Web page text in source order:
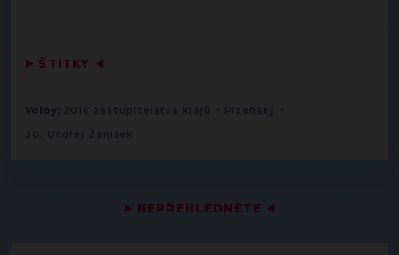
▶ NEPŘEHLÉDNĚTE ◀
▶ ŠTÍTKY ◀
Volby: 2016 zastupitelstva krajů - Plzeňský -
30. Ondřej Ženíšek